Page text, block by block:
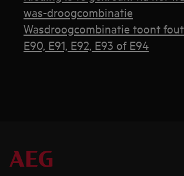
was-droogcombinatie
Wasdroogcombinatie toont
E90, E91, E92, E93 of E94